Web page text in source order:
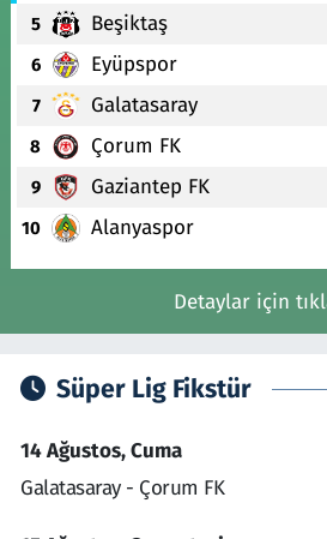
5 Beşiktaş
6 Eyüpspor
7 Galatasaray
8 Çorum FK
9 Gaziantep FK
10 Alanyaspor
Detaylar için
Süper Lig Fikstür
14 Ağustos, Cuma
Galatasaray - Çorum FK